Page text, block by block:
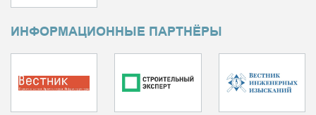
ИНФОРМАЦИОННЫЕ ПАРТНЁРЫ